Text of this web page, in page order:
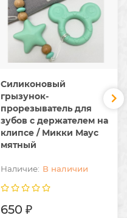
Силиконовый
грызунок-
прорезыватель для
зубов с держателем на
клипсе / Микки Маус
мятный
В наличии
650 ₽